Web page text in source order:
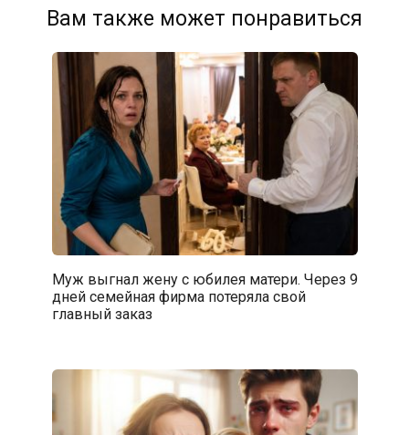
Вам также может понравиться
Муж выгнал жену с юбилея матери. Через 9
дней семейная фирма потеряла свой
главный заказ